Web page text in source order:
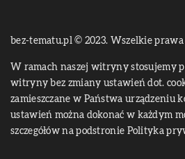
bez-tematu.pl © 2023. Wszelkie prawa
W ramach naszej witryny stosujemy
witryny bez zmiany ustawień dot.
zamieszczane w Państwa urządzeniu
ustawień można dokonać w każdym
szczegółów na podstronie Polityka